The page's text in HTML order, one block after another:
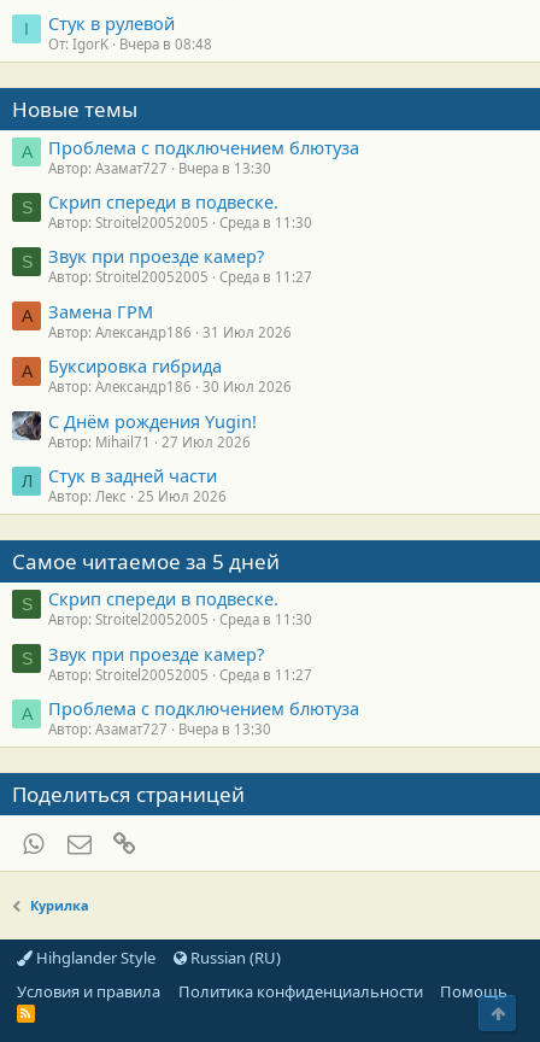
I Стук в рулевой
От: IgorK Вчера в 08:48
Новые темы
А Проблема с подключением блютуза
Автор: Азамат727 Вчера в 13:30
S Скрип спереди в подвеске.
Автор: Stroitel20052005 Среда в 11:30
S Звук при проезде камер?
Автор: Stroitel20052005 Среда в 11:27
А Замена ГРМ
Автор: Александр186 31 Июл 2026
А Буксировка гибрида
Автор: Александр186 30 Июл 2026
С Днём рождения Yugin!
Автор: Mihail71 27 Июл 2026
Л Стук в задней части
Автор: Лекс 25 Июл 2026
Самое читаемое за 5 дней
S Скрип спереди в подвеске.
Автор: Stroitel20052005 Среда в 11:30
S Звук при проезде камер?
Автор: Stroitel20052005 Среда в 11:27
А Проблема с подключением блютуза
Автор: Азамат727 Вчера в 13:30
Поделиться страницей
WhatsAppЭлектронная почта
Курилка
Hihglander Style
Russian (RU)
Условия и правила
Политика конфиденциальности Помощь
R